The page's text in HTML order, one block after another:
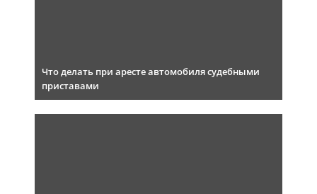
Что делать при аресте автомобиля судебными
приставами